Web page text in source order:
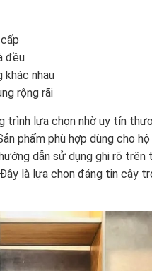
đều
khác nhau
rộng rãi
lựa chọn nhờ uy tín
phẩm phù hợp dùng cho hộ
dẫn sử dụng ghi rõ trên
là lựa chọn đáng tin cậy